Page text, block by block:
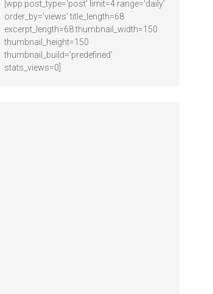
[wpp post_type='post' limit=4 range='daily'
order_by='views' title_length=68
excerpt_length=68 thumbnail_width=150
thumbnail_height=150
thumbnail_build='predefined'
stats_views=0]